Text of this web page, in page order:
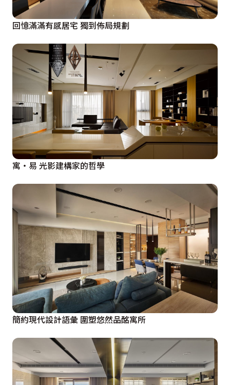
回憶滿滿有感居宅 獨到佈局規劃
寓‧易 光影建構家的哲學
簡約現代設計語彙 圍塑悠然品酩寓所